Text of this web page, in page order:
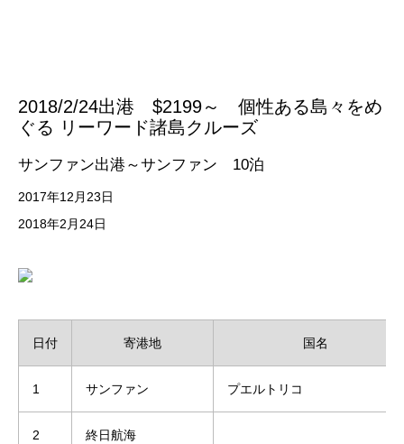
2018/2/24出港 $2199～
個性ある島々をめ
ぐる リーワード諸島クルーズ
サンファン出港～サンファン 10泊
2017年12月23日
2018年2月24日
日付 寄港地 国名
1 サンファン プエルトリコ
2 終日航海